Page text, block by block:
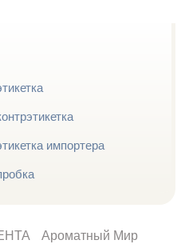
Ароматный Мир